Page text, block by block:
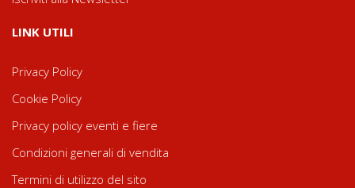
LINK UTILI
Privacy Policy
Cookie Policy
Privacy policy eventi e fiere
Condizioni generali di vendita
Termini di utilizzo del sito